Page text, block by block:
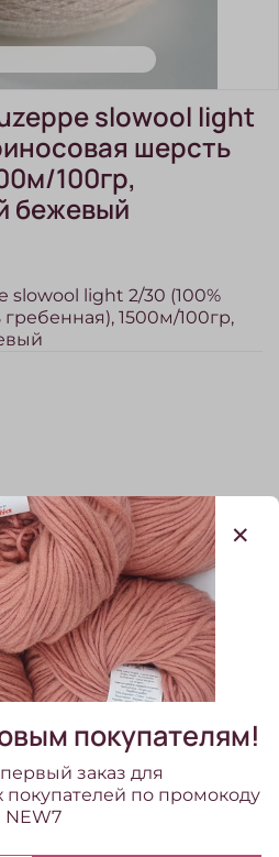
slowool light
шерсть
100гр,
бежевый
light 2/30 (100%
1500м/100гр,
товары
покупателям!
заказ для
покупателей по промокоду
NEW7